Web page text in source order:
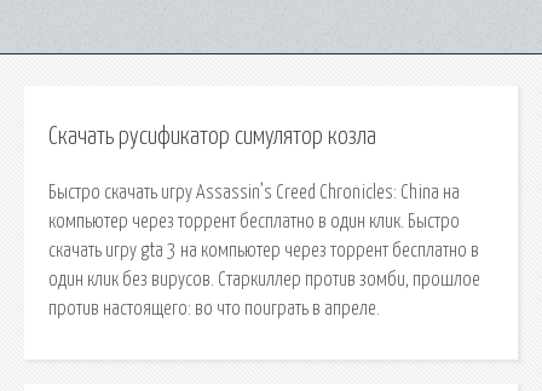
Скачать русификатор симулятор козла
Быстро скачать игру Assassin’s Creed Chronicles: China на
компьютер через торрент бесплатно в один клик. Быстро
скачать игру gta 3 на компьютер через торрент бесплатно в
один клик без вирусов. Старкиллер против зомби, прошлое
против настоящего: во что поиграть в апреле.